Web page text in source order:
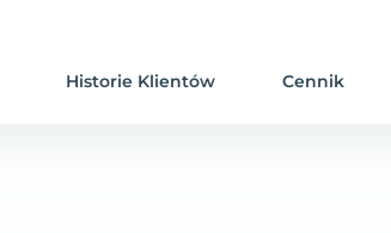
Historie Klientów Cennik